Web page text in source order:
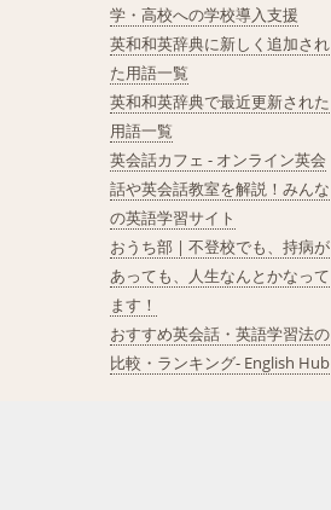
学・高校への学校導入支援
英和和英辞典に新しく追加され
た用語一覧
英和和英辞典で最近更新された
用語一覧
英会話カフェ - オンライン英会
話や英会話教室を解説！みんな
の英語学習サイト
おうち部 | 不登校でも、持病が
あっても、人生なんとかなって
ます！
おすすめ英会話・英語学習法の
比較・ランキング- English Hub